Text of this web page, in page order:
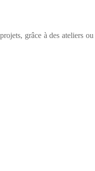
grâce à des ateliers